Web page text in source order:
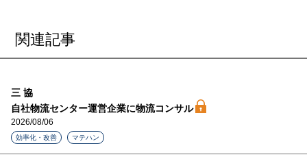
関連記事
三 協
自社物流センター運営企業に物流コンサル
2026/08/06
効率化・改善 マテハン